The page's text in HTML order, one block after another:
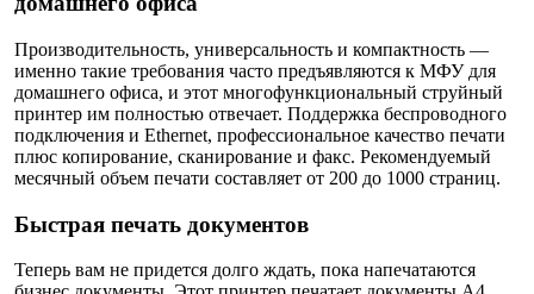
Производительность, универсальность и компактность —
именно такие требования часто предъявляются к МФУ для
домашнего офиса, и этот многофункциональный струйный
принтер им полностью отвечает. Поддержка беспроводного
подключения и Ethernet, профессиональное качество печати
плюс копирование, сканирование и факс. Рекомендуемый
месячный объем печати составляет от 200 до 1000 страниц.
Быстрая печать документов
Теперь вам не придется долго ждать, пока напечатаются